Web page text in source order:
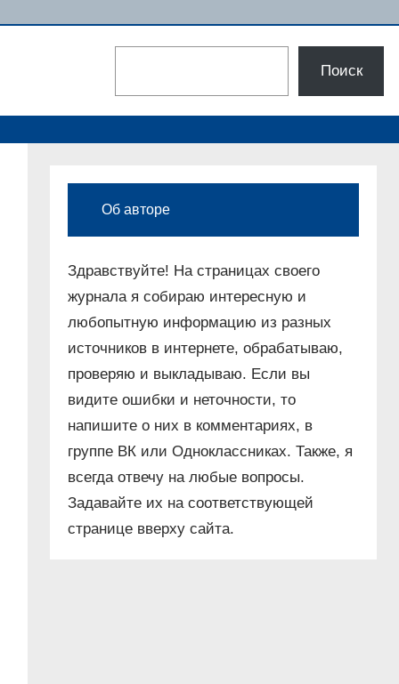
Поиск
Об авторе
Здравствуйте! На страницах своего
журнала я собираю интересную и
любопытную информацию из разных
источников в интернете, обрабатываю,
проверяю и выкладываю. Если вы
видите ошибки и неточности, то
напишите о них в комментариях, в
группе ВК или Одноклассниках. Также, я
всегда отвечу на любые вопросы.
Задавайте их на соответствующей
странице вверху сайта.